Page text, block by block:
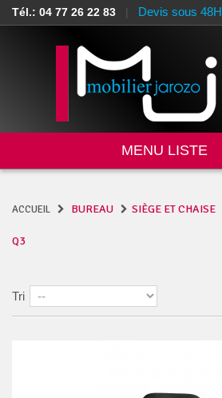
Tél.: 04 77 26 22 83 | Devis sous 48H
MENU LISTE
ACCUEIL BUREAU SIÈGE ET CHAISE
Q3
Tri